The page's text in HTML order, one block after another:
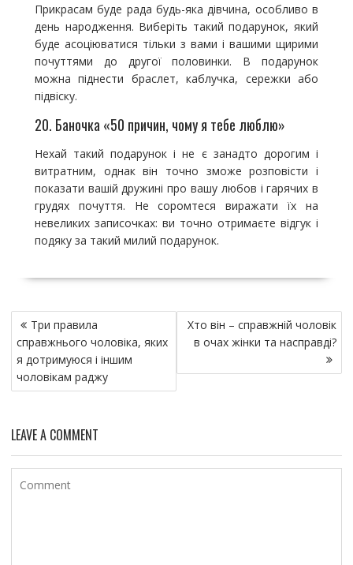
Прикрасам буде рада будь-яка дівчина, особливо в
день народження. Виберіть такий подарунок, який
буде асоціюватися тільки з вами і вашими щирими
почуттями до другої половинки. В подарунок
можна піднести браслет, каблучка, сережки або
підвіску.
20. Баночка «50 причин, чому я тебе люблю»
Нехай такий подарунок і не є занадто дорогим і
витратним, однак він точно зможе розповісти і
показати вашій дружині про вашу любов і гарячих в
грудях почуття. Не соромтеся виражати їх на
невеликих записочках: ви точно отримаєте відгук і
подяку за такий милий подарунок.
Н
а
в
и
а
ц
и
Три правила
справжнього чоловіка, яких
я дотримуюся і іншим
чоловікам раджу
Хто він – справжній чоловік
в очах жінки та насправді?
LEAVE A COMMENT